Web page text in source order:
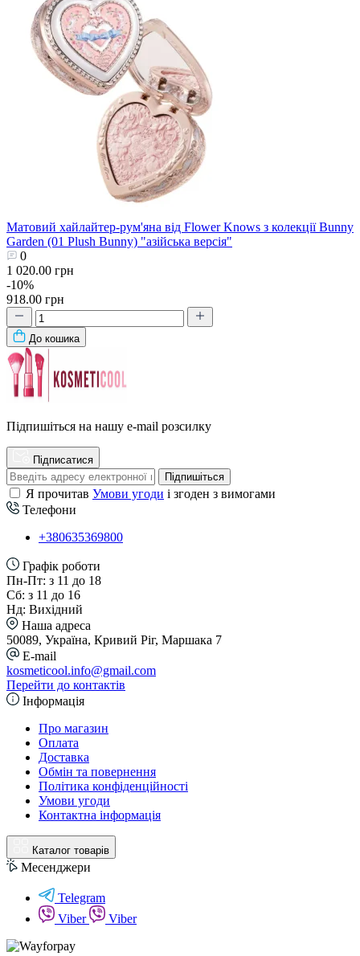
Матовий хайлайтер-рум'яна від Flower Knows з колекції Bunny
Garden (01 Plush Bunny) "азійська версія"
0
1 020.00 грн
-10%
918.00 грн
До кошика
Підпишіться на нашу e-mail розсилку
Підписатися
Підпишіться
Я прочитав Умови угоди і згоден з вимогами
Телефони
+380635369800
Графік роботи
Пн-Пт: з 11 до 18
Сб: з 11 до 16
Нд: Вихідний
Наша адреса
50089, Україна, Кривий Ріг, Маршака 7
E-mail
kosmeticool.info@gmail.com
Перейти до контактів
Інформація
Про магазин
Оплата
Доставка
Обмін та повернення
Політика конфіденційності
Умови угоди
Контактна інформація
Каталог товарів
Месенджери
Telegram
Viber
Viber